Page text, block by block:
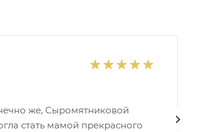
же, Сыромятниковой
стать мамой прекрасного